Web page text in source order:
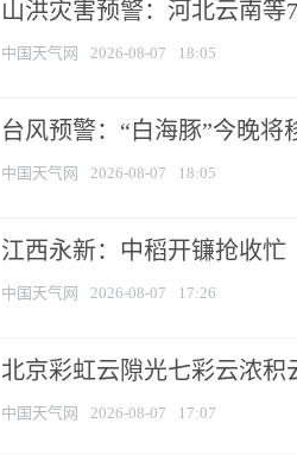
山洪灾害预警：河北云南
中国天气网 2026-08-07 18:05
台风预警：“白海豚”今晚将
中国天气网 2026-08-07 18:05
江西永新：中稻开镰抢收忙
中国天气网 2026-08-07 17:26
北京彩虹云隙光七彩云浓积
中国天气网 2026-08-07 17:07